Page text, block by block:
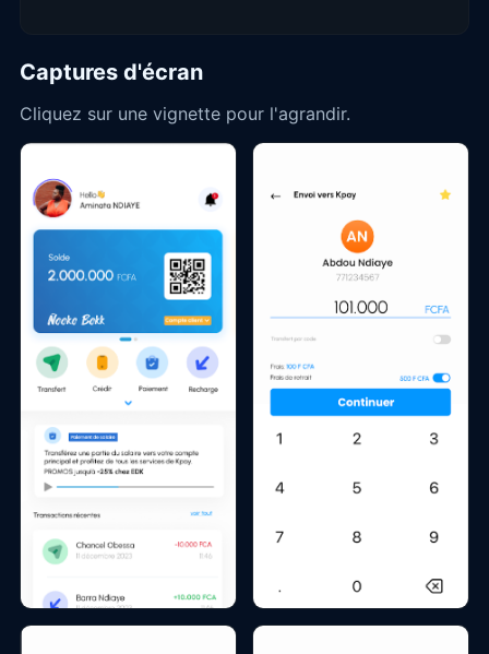
Captures d'écran
Cliquez sur une vignette pour l'agrandir.